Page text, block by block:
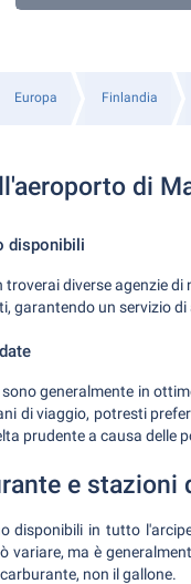
Europa Finlandia
di
disponibili
diverse agenzie
garantendo un servizio
generalmente in
di viaggio, potresti
prudente a causa delle
e stazioni
disponibili in tutto
variare, ma è
non il gallone.